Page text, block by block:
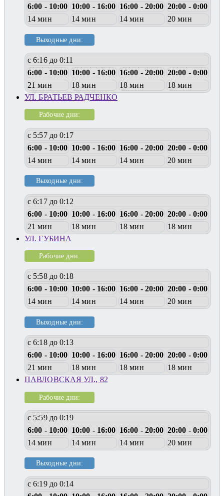
6:00 - 10:00 10:00 - 16:00 16:00 - 20:00 20:00 - 0:00
14 мин
14 мин 14 мин 20 мин
Выходные дни:
с 6:16 до 0:11
6:00 - 10:00 10:00 - 16:00 16:00 - 20:00 20:00 - 0:00
21 мин
18 мин 18 мин
18 мин
УЛ. БРАТЬЕВ РАДЧЕНКО
Рабочие дни:
с 5:57 до 0:17
6:00 - 10:00 10:00 - 16:00 16:00 - 20:00 20:00 - 0:00
14 мин
14 мин 14 мин 20 мин
Выходные дни:
с 6:17 до 0:12
6:00 - 10:00 10:00 - 16:00 16:00 - 20:00 20:00 - 0:00
21 мин
18 мин 18 мин
18 мин
УЛ. ГУБИНА
Рабочие дни:
с 5:58 до 0:18
6:00 - 10:00 10:00 - 16:00 16:00 - 20:00 20:00 - 0:00
14 мин
14 мин 14 мин 20 мин
Выходные дни:
с 6:18 до 0:13
6:00 - 10:00 10:00 - 16:00 16:00 - 20:00 20:00 - 0:00
21 мин
18 мин 18 мин
18 мин
ПАВЛОВСКАЯ УЛ., 82
Рабочие дни:
с 5:59 до 0:19
6:00 - 10:00 10:00 - 16:00 16:00 - 20:00 20:00 - 0:00
14 мин
14 мин 14 мин 20 мин
Выходные дни:
с 6:19 до 0:14